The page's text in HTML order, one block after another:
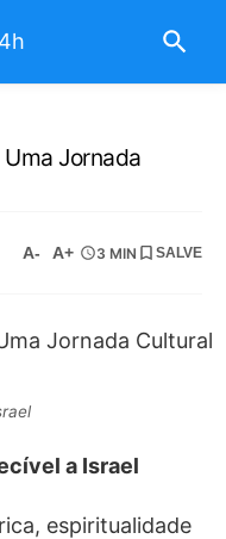
Jornada
A- A+ 3 MIN SALVE
a Israel
espiritualidade